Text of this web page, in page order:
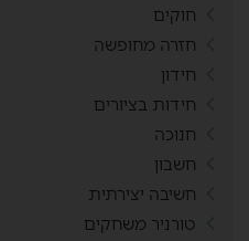
חוקים
חזרה מחופשה
חידון
חידות בציורים
חנוכה
חשבון
חשיבה יצירתית
טורניר משחקים